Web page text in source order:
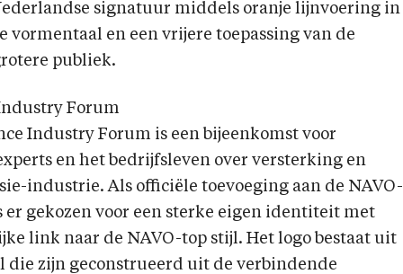
signatuur middels oranje lijnvoering in
vormentaal en een vrijere toepassing van de
publiek.
Forum
Industry Forum is een bijeenkomst voor
en het bedrijfsleven over versterking en
industrie. Als officiële toevoeging aan de NAVO-
er gekozen voor een sterke eigen identiteit met
link naar de NAVO-top stijl. Het logo bestaat uit
die zijn geconstrueerd uit de verbindende